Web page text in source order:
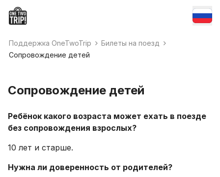
Поддержка OneTwoTrip
Билеты на поезд
Сопровождение детей
Сопровождение детей
Ребёнок какого возраста может ехать в поезде
без сопровождения взрослых?
10 лет и старше.
Нужна ли доверенность от родителей?